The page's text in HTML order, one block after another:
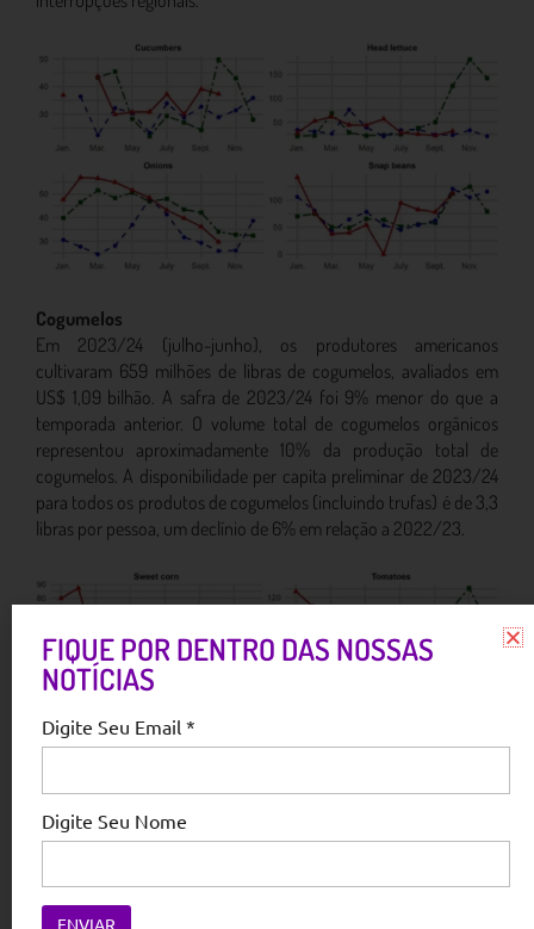
Cogumelos
Em 2023/24 (julho-junho), os produtores americanos
cultivaram 659 milhões de libras de cogumelos, avaliados em
US$ 1,09 bilhão. A safra de 2023/24 foi 9% menor do que a
temporada anterior. O volume total de cogumelos orgânicos
representou aproximadamente 10% da produção total de
cogumelos. A disponibilidade per capita preliminar de 2023/24
para todos os produtos de cogumelos (incluindo trufas) é de 3,3
libras por pessoa, um declínio de 6% em relação a 2022/23.
Legumes frescos do mercado
tomates e cebolas começaram o ano em níveis elevados, com
diminuindo gradualmente após seu pico inicial, os preços da
cenoura aumentaram constantemente além do primeiro
FIQUE POR DENTRO DAS NOSSAS
NOTÍCIAS
Digite Seu Email *
Digite Seu Nome